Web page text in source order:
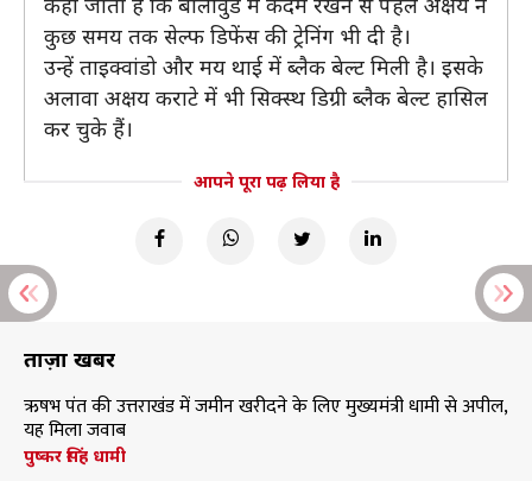
कुछ समय तक सेल्फ डिफेंस की ट्रेनिंग भी दी है।
उन्हें ताइक्वांडो और मय थाई में ब्लैक बेल्ट मिली है। इसके
अलावा अक्षय कराटे में भी सिक्स्थ डिग्री ब्लैक बेल्ट हासिल
कर चुके हैं।
आपने पूरा पढ़ लिया है
ताज़ा खबरें
ऋषभ पंत की उत्तराखंड में जमीन खरीदने के लिए मुख्यमंत्री धामी से अपील,
यह मिला जवाब
पुष्कर सिंह धामी